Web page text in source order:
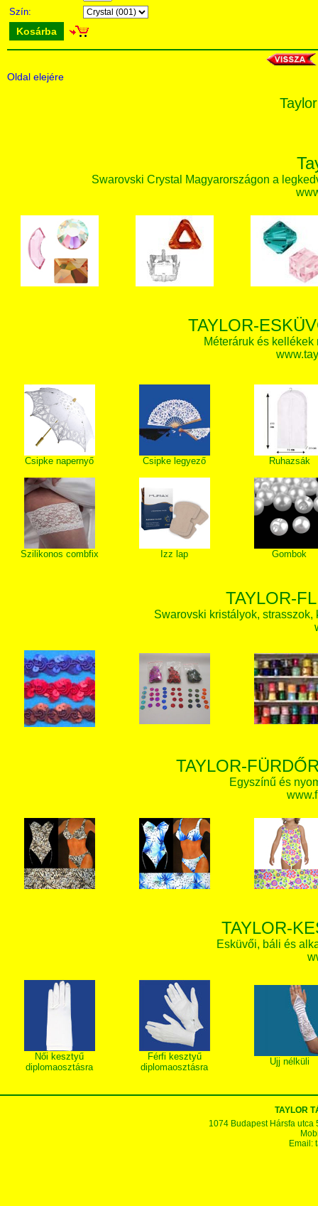
Szín:
Kosárba
Oldal elejére
Swarovski Crystal Magyarországon a
TAYLOR-
Méteráruk és
Csipke napernyő Csipke legyező Ruhazsák
Szilikonos combfix Izz lap Gombok
TAYLOR-
Swarovski kristályok,
TAYLOR-
Egyszínű és
TAYLOR-
Esküvői, báli és
Női kesztyű
diplomaosztásra
Férfi kesztyű
diplomaosztásra
Ujj nélküli
TAYLOR
1074 Budapest Hársfa utca
Email: